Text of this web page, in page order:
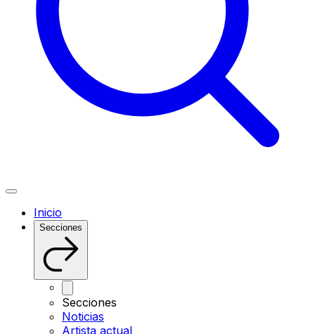
Inicio
Secciones
Secciones
Noticias
Artista actual